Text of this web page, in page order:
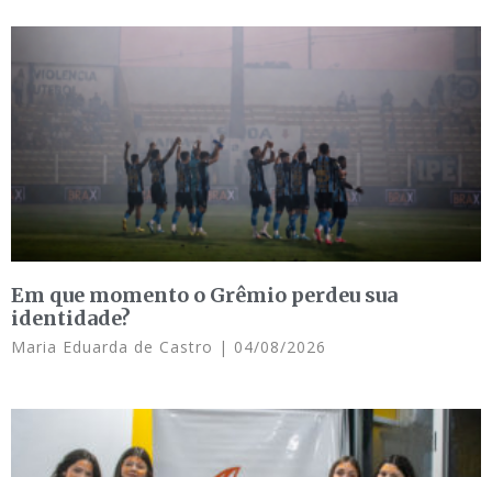
Em que momento o Grêmio perdeu sua
identidade?
Maria Eduarda de Castro 04/08/2026